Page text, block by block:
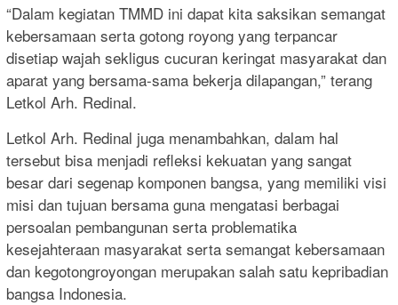
“Dalam kegiatan TMMD ini dapat kita saksikan semangat
kebersamaan serta gotong royong yang terpancar
disetiap wajah sekligus cucuran keringat masyarakat dan
aparat yang bersama-sama bekerja dilapangan,” terang
Letkol Arh. Redinal.
Letkol Arh. Redinal juga menambahkan, dalam hal
tersebut bisa menjadi refleksi kekuatan yang sangat
besar dari segenap komponen bangsa, yang memiliki visi
misi dan tujuan bersama guna mengatasi berbagai
persoalan pembangunan serta problematika
kesejahteraan masyarakat serta semangat kebersamaan
dan kegotongroyongan merupakan salah satu kepribadian
bangsa Indonesia.